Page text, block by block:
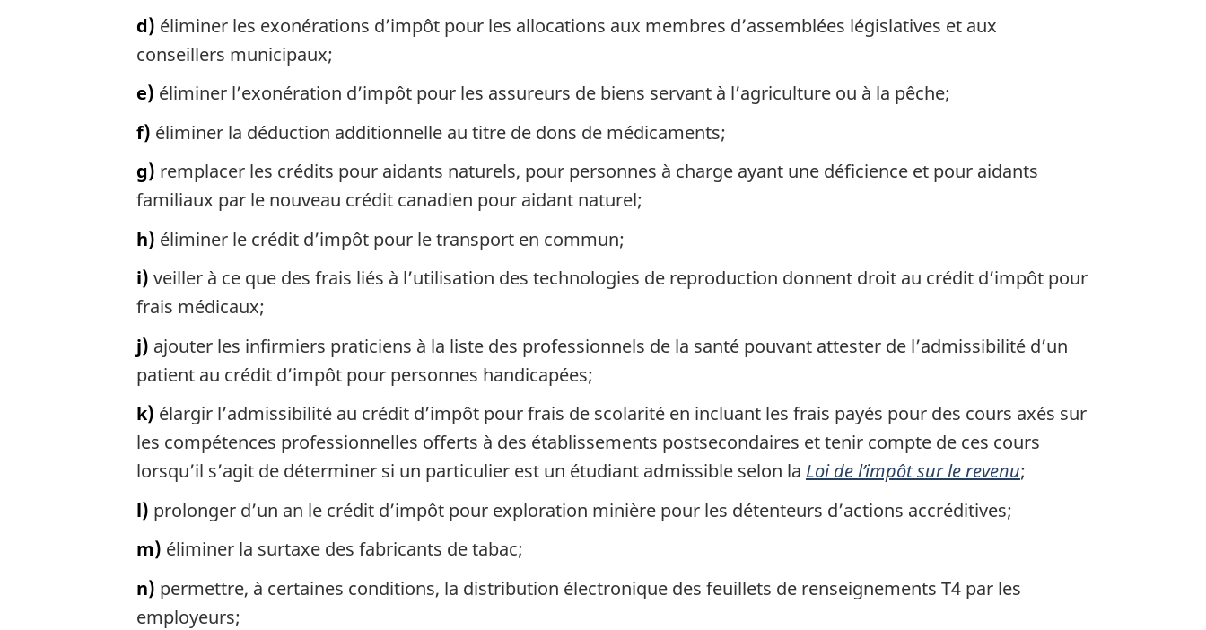
d) éliminer les exonérations d’impôt pour les allocations aux membres d’assemblées législatives et aux
conseillers municipaux;
e) éliminer l’exonération d’impôt pour les assureurs de biens servant à l’agriculture ou à la pêche;
f) éliminer la déduction additionnelle au titre de dons de médicaments;
g) remplacer les crédits pour aidants naturels, pour personnes à charge ayant une déficience et pour aidants
familiaux par le nouveau crédit canadien pour aidant naturel;
h) éliminer le crédit d’impôt pour le transport en commun;
i) veiller à ce que des frais liés à l’utilisation des technologies de reproduction donnent droit au crédit d’impôt pour
frais médicaux;
j) ajouter les infirmiers praticiens à la liste des professionnels de la santé pouvant attester de l’admissibilité d’un
patient au crédit d’impôt pour personnes handicapées;
k) élargir l’admissibilité au crédit d’impôt pour frais de scolarité en incluant les frais payés pour des cours axés sur
les compétences professionnelles offerts à des établissements postsecondaires et tenir compte de ces cours
lorsqu’il s’agit de déterminer si un particulier est un étudiant admissible selon la Loi de l’impôt sur le revenu;
l) prolonger d’un an le crédit d’impôt pour exploration minière pour les détenteurs d’actions accréditives;
m) éliminer la surtaxe des fabricants de tabac;
n) permettre, à certaines conditions, la distribution électronique des feuillets de renseignements T4 par les
employeurs;